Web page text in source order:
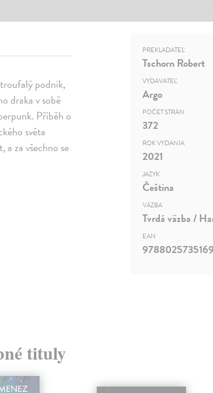
podnik,
draka v sobě
Příběh o
světa
za všechno se
PREKLADATEĽ
Tschorn Robert
VYDAVATEĽ
Argo
POČET STRÁN
372
ROK VYDANIA
2021
JAZYK
Čeština
VÄZBA
Tvrdá väzba /
EAN
9788025735169
tituly